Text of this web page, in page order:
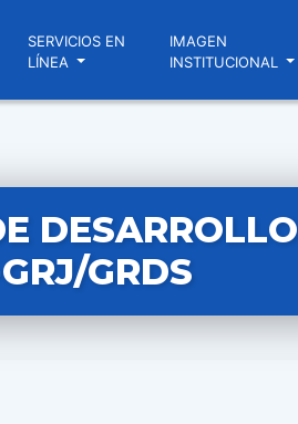
SERVICIOS EN
LÍNEA
IMAGEN
INSTITUCIONAL
DESARROLLO
GRDS